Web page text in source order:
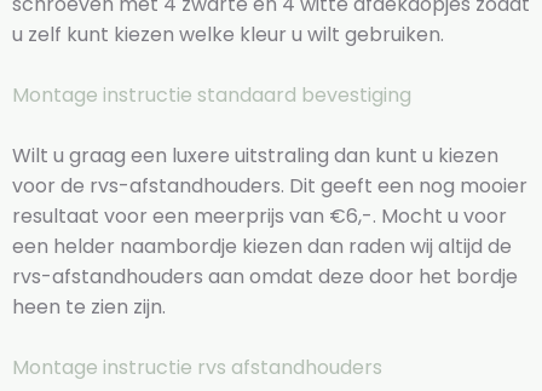
u zelf kunt kiezen welke kleur u wilt gebruiken.
Montage instructie standaard bevestiging
Wilt u graag een luxere uitstraling dan kunt u kiezen
voor de rvs-afstandhouders. Dit geeft een nog mooier
resultaat voor een meerprijs van €6,-. Mocht u voor
een helder naambordje kiezen dan raden wij altijd de
rvs-afstandhouders aan omdat deze door het bordje
heen te zien zijn.
Montage instructie rvs afstandhouders